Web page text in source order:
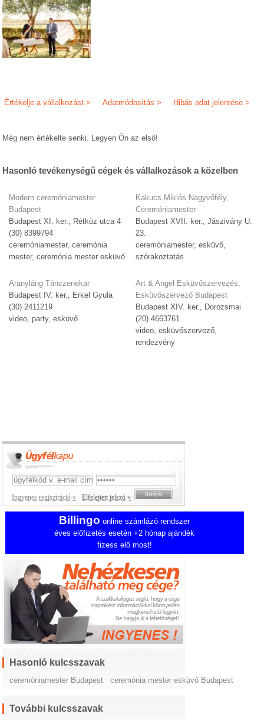
Hibás adat jelentése >
Adatmódosítás >
Értékelje a vállalkozást >
Még nem értékelte senki. Legyen Ön az első!
Hasonló tevékenységű cégek és vállalkozások a közelben
Modern ceremóniamester
Budapest
Budapest XI. ker., Rétköz utca 4
(30) 8399794
ceremóniamester, ceremónia
mester, ceremónia mester esküvő
Aranyláng Tánczenekar
Budapest IV. ker., Erkel Gyula
(30) 2411219
video, party, esküvő
Kakucs Miklós Nagyvőfély,
Ceremóniamester
Budapest XVII. ker., Jászivány U.
23.
ceremóniamester, esküvő,
szórakoztatás
Art & Angel Esküvőszervezés,
Esküvőszervező Budapest
Budapest XIV. ker., Dorozsmai
(20) 4663761
video, esküvőszervező,
rendezvény
Ingyenes regisztráció » Elfelejtett jelszó »
Billingo online számlázó rendszer
éves előfizetés esetén +2 hónap ajándék
fizess elő most!
Hasonló kulcsszavak
ceremóniamester Budapest ceremónia mester esküvő Budapest
További kulcsszavak